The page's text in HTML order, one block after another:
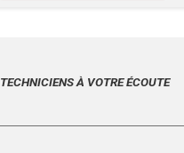
TECHNICIENS À VOTRE ÉCOUTE